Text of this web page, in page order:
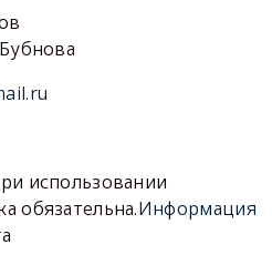
использовании
обязательна.Информация